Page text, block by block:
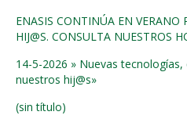
ENASIS CONTINÚA EN VERANO
HIJ@S. CONSULTA NUESTROS
14-5-2026 » Nuevas
nuestros hij@s»
(sin título)